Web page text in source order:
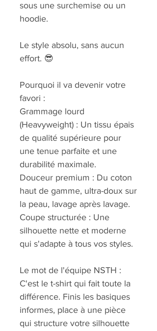
sous une surchemise ou un
hoodie.
Le style absolu, sans aucun
effort. 😎
Pourquoi il va devenir votre
favori :
Grammage lourd
(Heavyweight) : Un tissu épais
de qualité supérieure pour
une tenue parfaite et une
durabilité maximale.
Douceur premium : Du coton
haut de gamme, ultra-doux sur
la peau, lavage après lavage.
Coupe structurée : Une
silhouette nette et moderne
qui s'adapte à tous vos styles.
Le mot de l'équipe NSTH :
C'est le t-shirt qui fait toute la
différence. Finis les basiques
informes, place à une pièce
qui structure votre silhouette